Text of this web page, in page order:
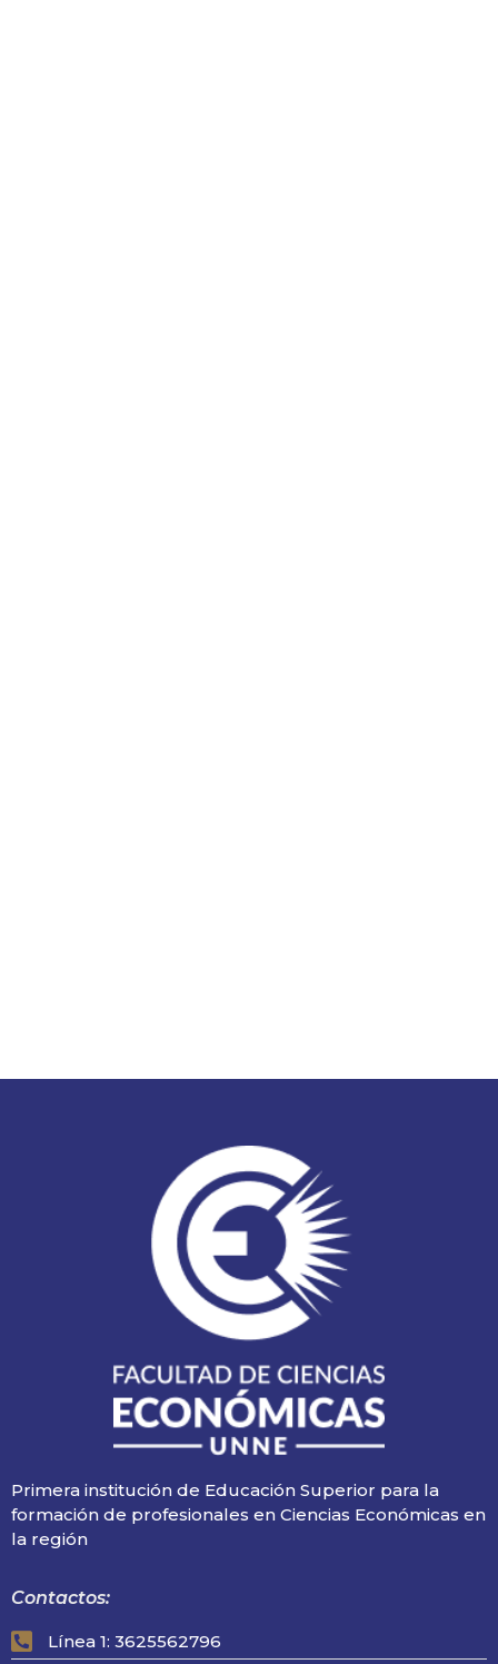
Primera institución de Educación Superior para la
formación de profesionales en Ciencias Económicas en
la región
Contactos:
Línea 1: 3625562796